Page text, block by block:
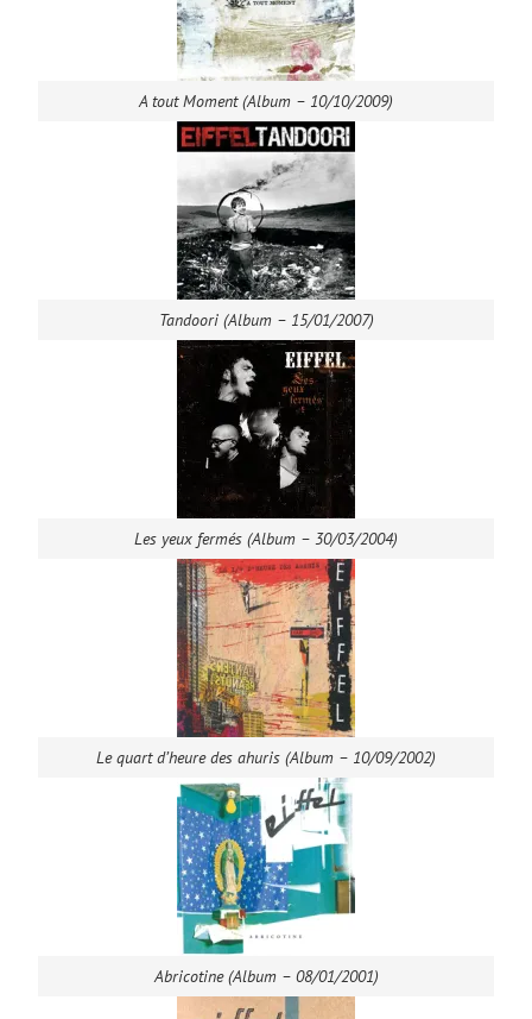
A tout Moment (Album – 10/10/2009)
Tandoori (Album – 15/01/2007)
Les yeux fermés (Album – 30/03/2004)
Le quart d’heure des ahuris (Album – 10/09/2002)
Abricotine (Album – 08/01/2001)